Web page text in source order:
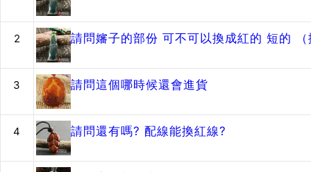
2 請問嬸子的部份 可不可以換成紅的 短的
3 請問這個哪時候還會進貨
4 請問還有嗎? 配線能換紅線?